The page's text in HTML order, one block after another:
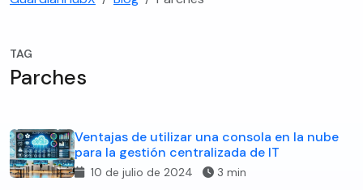
TAG
Parches
Ventajas de utilizar una consola en la nube
para la gestión centralizada de IT
10 de julio de 2024 3 min